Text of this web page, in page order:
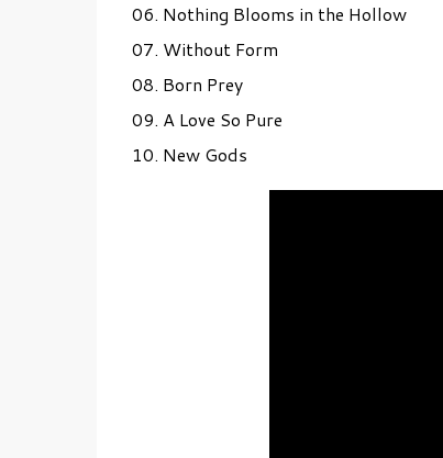
06. Nothing Blooms in the Hollow
07. Without Form
08. Born Prey
09. A Love So Pure
10. New Gods